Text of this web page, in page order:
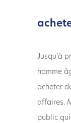
Jusqu’à
homme
acheter
affaires.
public